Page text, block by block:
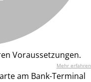
Voraussetzungen.
Mehr erfahren
am Bank-Terminal